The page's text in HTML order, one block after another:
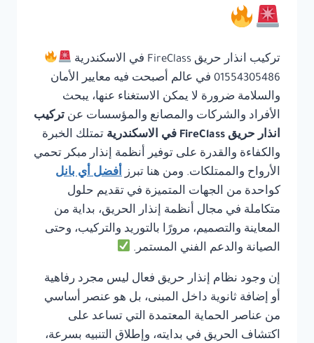
تركيب انذار حريق FireClass في الاسكندرية
01554305486 في عالم أصبحت فيه معايير الأمان
والسلامة ضرورة لا يمكن الاستغناء عنها، يبحث
الأفراد والشركات والمصانع والمؤسسات عن تركيب
انذار حريق FireClass في الاسكندرية
تمتلك الخبرة
والكفاءة والقدرة على توفير أنظمة إنذار مبكر تحمي
الأرواح والممتلكات. ومن هنا تبرز أفضل أي بانل
كواحدة من الجهات المتميزة في تقديم حلول
متكاملة في مجال أنظمة إنذار الحريق، بداية من
المعاينة والتصميم، مرورًا بالتوريد والتركيب، وحتى
الصيانة والدعم الفني المستمر.
إن وجود نظام إنذار حريق فعال ليس مجرد رفاهية
أو إضافة ثانوية داخل المبنى، بل هو عنصر أساسي
من عناصر الحماية المعتمدة التي تساعد على
اكتشاف الحريق في بدايته، وإطلاق التنبيه بسرعة،